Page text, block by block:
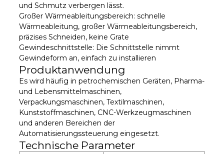
und Schmutz verbergen lässt.
Großer Wärmeableitungsbereich: schnelle
Wärmeableitung, großer Wärmeableitungsbereich,
präzises Schneiden, keine Grate
Gewindeschnittstelle: Die Schnittstelle nimmt
Gewindeform an, einfach zu installieren
Produktanwendung
Es wird häufig in petrochemischen Geräten, Pharma-
und Lebensmittelmaschinen,
Verpackungsmaschinen, Textilmaschinen,
Kunststoffmaschinen, CNC-Werkzeugmaschinen
und anderen Bereichen der
Automatisierungssteuerung eingesetzt.
Technische Parameter